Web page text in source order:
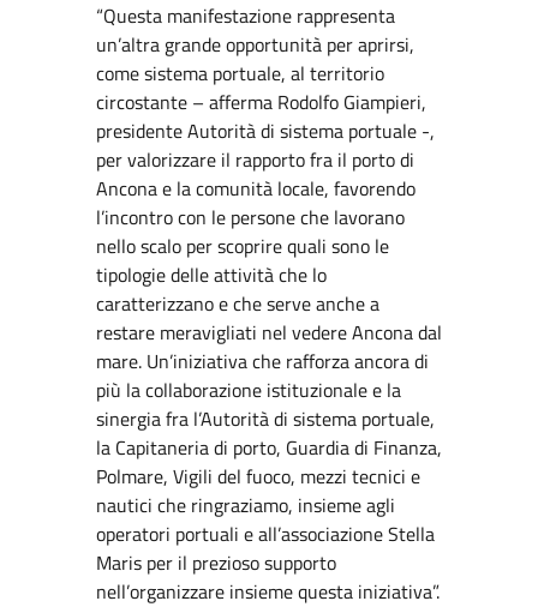
“Questa manifestazione rappresenta
un’altra grande opportunità per aprirsi,
come sistema portuale, al territorio
circostante – afferma Rodolfo Giampieri,
presidente Autorità di sistema portuale -,
per valorizzare il rapporto fra il porto di
Ancona e la comunità locale, favorendo
l’incontro con le persone che lavorano
nello scalo per scoprire quali sono le
tipologie delle attività che lo
caratterizzano e che serve anche a
restare meravigliati nel vedere Ancona dal
mare. Un’iniziativa che rafforza ancora di
più la collaborazione istituzionale e la
sinergia fra l’Autorità di sistema portuale,
la Capitaneria di porto, Guardia di Finanza,
Polmare, Vigili del fuoco, mezzi tecnici e
nautici che ringraziamo, insieme agli
operatori portuali e all’associazione Stella
Maris per il prezioso supporto
nell’organizzare insieme questa iniziativa”.